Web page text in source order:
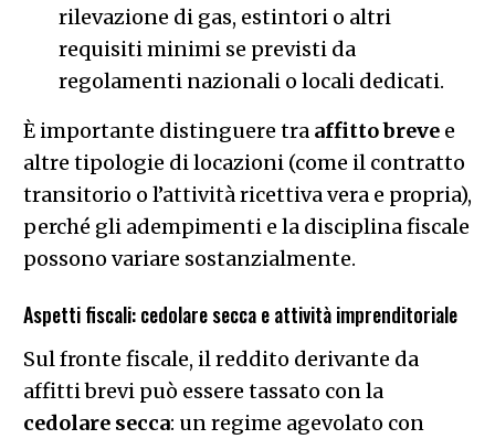
rilevazione di gas, estintori o altri
requisiti minimi se previsti da
regolamenti nazionali o locali dedicati.
È importante distinguere tra affitto brevee
altre tipologie di locazioni (come il contratto
transitorio o l’attività ricettiva vera e propria),
perché gli adempimenti e la disciplina fiscale
possono variare sostanzialmente.
Aspetti fiscali: cedolare secca e attività imprenditoriale
Sul fronte fiscale, il reddito derivante da
affitti brevi può essere tassato con la
cedolare secca: un regime agevolato con